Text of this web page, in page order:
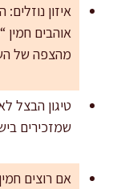
איזון
אוהבים חמין
מהצפה של
טיגון הבצל
שמזכירים